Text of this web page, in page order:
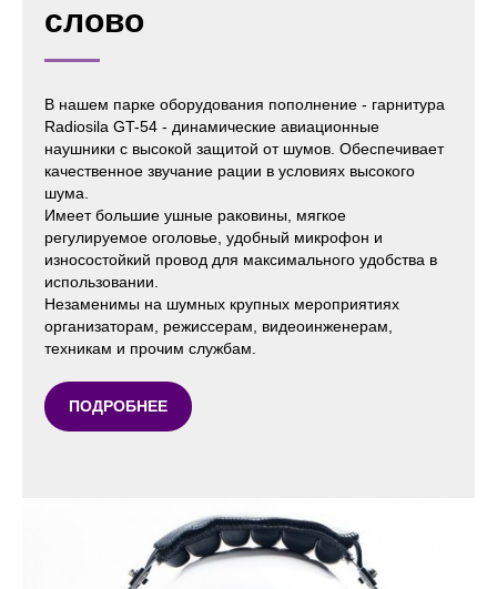
слово
В нашем парке оборудования пополнение - гарнитура
Radiosila GT-54 - динамические авиационные
наушники с высокой защитой от шумов. Обеспечивает
качественное звучание рации в условиях высокого
шума.
Имеет большие ушные раковины, мягкое
регулируемое оголовье, удобный микрофон и
износостойкий провод для максимального удобства в
использовании.
Незаменимы на шумных крупных мероприятиях
организаторам, режиссерам, видеоинженерам,
техникам и прочим службам.
ПОДРОБНЕЕ